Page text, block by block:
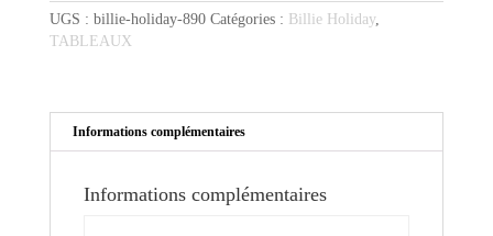
sur
fond
UGS : billie-holiday-890 Catégories : Billie Holiday,
TABLEAUX
Informations complémentaires
Informations complémentaires